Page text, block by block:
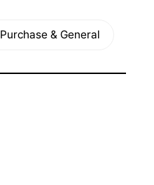
Purchase & General